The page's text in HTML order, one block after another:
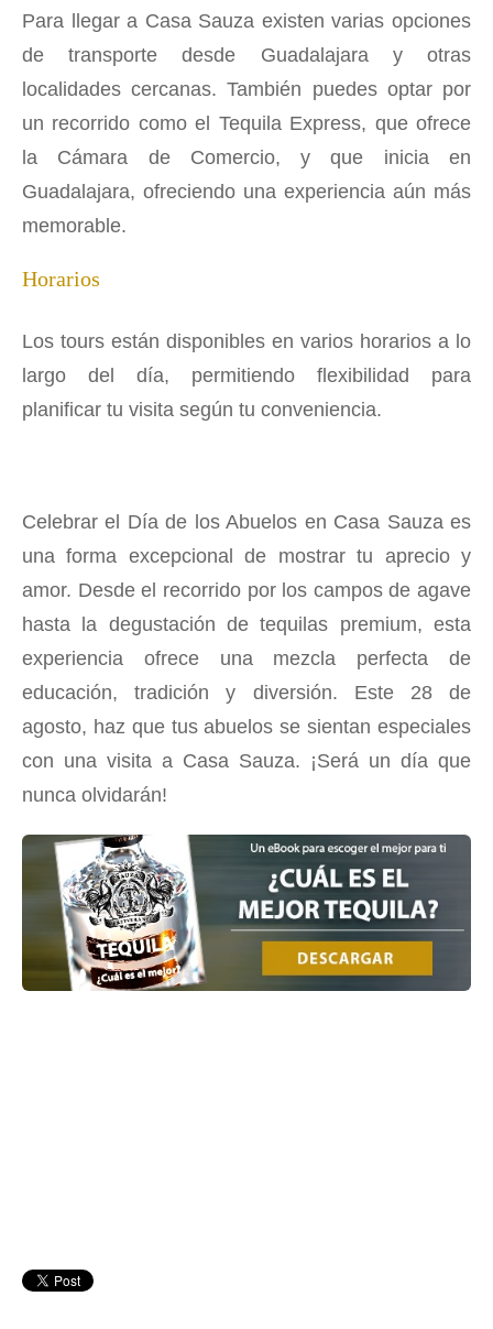
Para llegar a Casa Sauza existen varias opciones
de transporte desde Guadalajara y otras
localidades cercanas. También puedes optar por
un recorrido como el Tequila Express, que ofrece
la Cámara de Comercio, y que inicia en
Guadalajara, ofreciendo una experiencia aún más
memorable.
Horarios
Los tours están disponibles en varios horarios a lo
largo del día, permitiendo flexibilidad para
planificar tu visita según tu conveniencia.
Celebrar el Día de los Abuelos en Casa Sauza es
una forma excepcional de mostrar tu aprecio y
amor. Desde el recorrido por los campos de agave
hasta la degustación de tequilas premium, esta
experiencia ofrece una mezcla perfecta de
educación, tradición y diversión. Este 28 de
agosto, haz que tus abuelos se sientan especiales
con una visita a Casa Sauza. ¡Será un día que
nunca olvidarán!